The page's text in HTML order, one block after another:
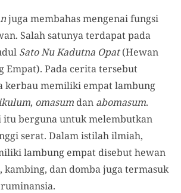
juga membahas mengenai fungsi
Salah satunya terdapat pada
Sato Nu Kadutna Opat(Hewan
Empat). Pada cerita tersebut
kerbau memiliki empat lambung
, omasum dan abomasum.
itu berguna untuk melembutkan
serat. Dalam istilah ilmiah,
lambung empat disebut hewan
kambing, dan domba juga termasuk